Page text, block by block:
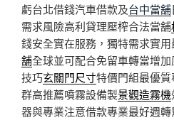
虧台北借錢汽車借款及台中當舖
需求風險高利貸理壓榨合法當舖
錢安全實在服務，獨特需求實
舖全球並可配合免留車轉當增
技巧玄關門尺寸特價門組最優
群高推薦噴霧設備製景觀造霧機
器與專業注意借款專業最好週轉